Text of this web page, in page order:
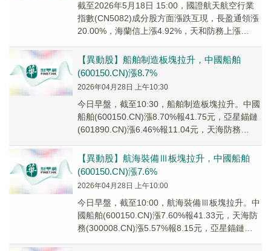
截至2026年5月18日 15:00，國證航天航空行業
指數(CN5082)成分股方面漲跌互現，長盈通領漲
20.00%，海蘭信上漲4.92%，天和防務上漲
【異動股】船舶制造板塊拉升，中國船舶
(600150.CN)漲8.7%
2026年04月28日 上午10:30
今日早盤，截至10:30，船舶制造板塊拉升。中國
船舶(600150.CN)漲8.70%報41.75元，亞星錨鏈
(601890.CN)漲6.46%報11.04元，天海防務
【異動股】航海裝備Ⅲ板塊拉升，中國船舶
(600150.CN)漲7.6%
2026年04月28日 上午10:00
今日早盤，截至10:00，航海裝備Ⅲ板塊拉升。中
國船舶(600150.CN)漲7.60%報41.33元，天海防
務(300008.CN)漲5.57%報8.15元，亞星錨鏈